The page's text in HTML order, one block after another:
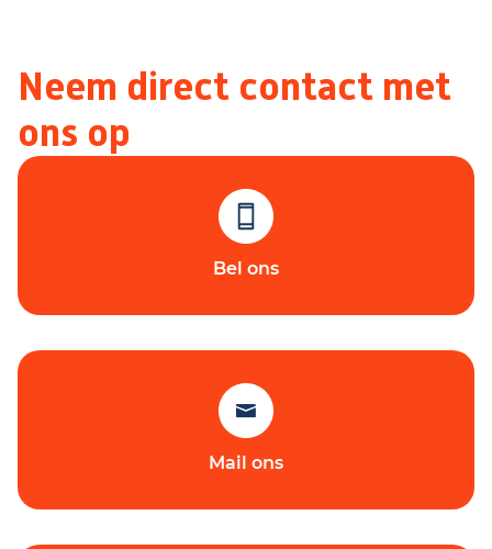
Neem direct contact met
ons op
Bel ons
Mail ons